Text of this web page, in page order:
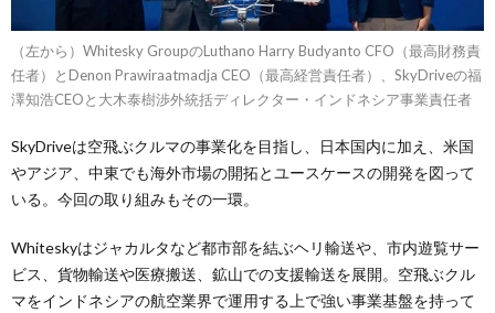
（左から）Whitesky GroupのLuthano Harry Budyanto CFO（最高財務責
任者）とDenon Prawiraatmadja CEO（最高経営責任者）、SkyDriveの福
澤知浩CEOと大木泰樹渉外統括ディレクター・インドネシア事業責任者
SkyDriveは空飛ぶクルマの事業化を目指し、日本国内に加え、米国
やアジア、中東でも海外市場の開拓とユースケースの開発を図って
いる。今回の取り組みもその一環。
Whiteskyはジャカルタなど都市部を結ぶヘリ輸送や、市内遊覧サー
ビス、貨物輸送や医療搬送、鉱山での支援輸送を展開。空飛ぶクル
マをインドネシアの航空業界で運用する上で強い事業基盤を持って